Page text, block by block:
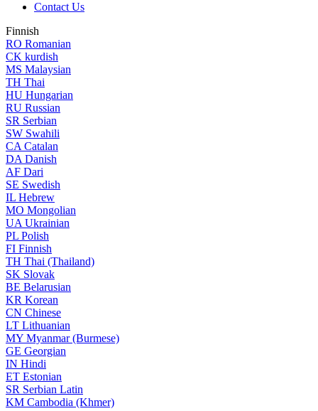
Contact Us
Finnish
RO Romanian
CK kurdish
MS Malaysian
TH Thai
HU Hungarian
RU Russian
SR Serbian
SW Swahili
CA Catalan
DA Danish
AF Dari
SE Swedish
IL Hebrew
MO Mongolian
UA Ukrainian
PL Polish
FI Finnish
TH Thai (Thailand)
SK Slovak
BE Belarusian
KR Korean
CN Chinese
LT Lithuanian
MY Myanmar (Burmese)
GE Georgian
IN Hindi
ET Estonian
SR Serbian Latin
KM Cambodia (Khmer)